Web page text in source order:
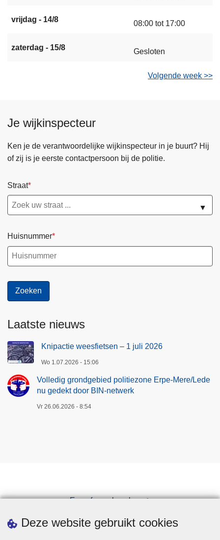
Deze website gebruikt cookies
vrijdag - 14/8 08:00 tot 17:00
zaterdag - 15/8 Gesloten
Volgende week >>
Je wijkinspecteur
Ken je de verantwoordelijke wijkinspecteur in je buurt? Hij
of zij is je eerste contactpersoon bij de politie.
Straat
▼
Huisnummer
Laatste nieuws
Knipactie weesfietsen – 1 juli 2026
Wo 1.07.2026 - 15:06
Volledig grondgebied politiezone Erpe-Mere/Lede
nu gedekt door BIN-netwerk
Vr 26.06.2026 - 8:54
Een afspraak maken